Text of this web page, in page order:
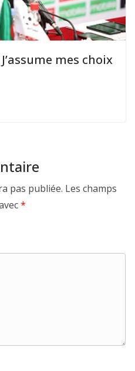
mes choix
pas publiée. Les champs
*